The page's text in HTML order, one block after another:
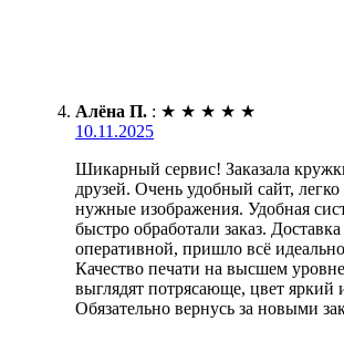
Алёна П. : ★ ★ ★ ★ ★
10.11.2025
Шикарный сервис! Заказала
друзей. Очень удобный сайт, легко
нужные изображения. Удобная
быстро обработали заказ. Доставка
оперативной, пришло всё
Качество печати на высшем
выглядят потрясающе, цвет
Обязательно вернусь за новыми